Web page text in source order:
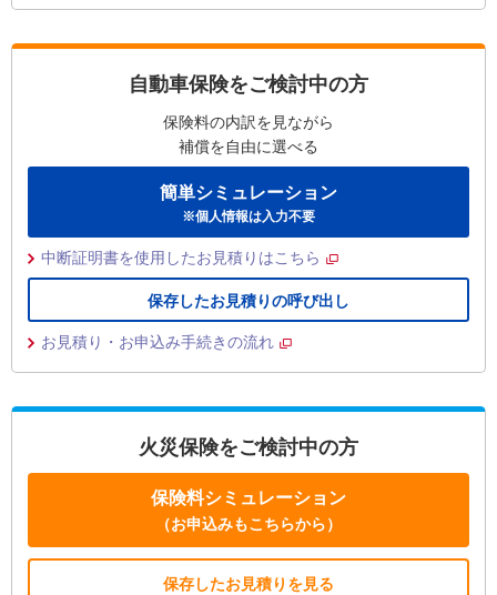
自動車保険をご検討中の方
保険料の内訳を見ながら
補償を自由に選べる
簡単シミュレーション
※個人情報は入力不要
中断証明書を使用したお見積りはこちら
保存したお見積りの呼び出し
お見積り・お申込み手続きの流れ
火災保険をご検討中の方
保険料シミュレーション
（お申込みもこちらから）
保存したお見積りを見る